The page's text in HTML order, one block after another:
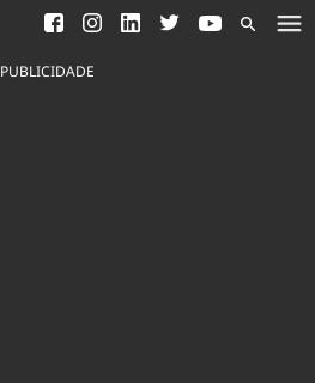
Saneamento
Indicadores
PUBLICIDADE